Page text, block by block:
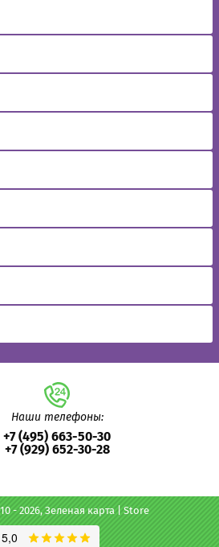
Наши телефоны:
+7 (495) 663-50-30
+7 (929) 652-30-28
- 2026, Зеленая карта | Store